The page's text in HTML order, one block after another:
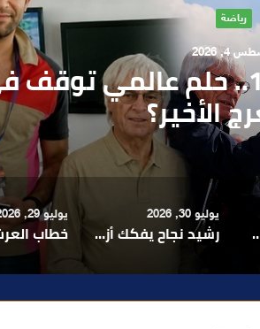
آراء
1, 2026
صمت الحكومة
الأزمات خارج
السياسيين؟
رشيد نجاح يفكك أزمة الإدارة ويدعو إلى تبسيط المساطر و تعزيز مناخ الاستثمار ..
يوليو 29, 2026
خطاب العرش.. الملك محمد السادس يجدد التأكيد على أولوية خدمة المواطن ومواصلة الأوراش التنموية
أغسطس 4, 2026